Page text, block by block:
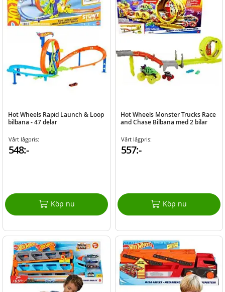
Hot Wheels Rapid Launch & Loop
bilbana - 47 delar
Vårt lågpris:
548:-
Köp nu
Hot Wheels Monster Trucks Race
and Chase Bilbana med 2 bilar
Vårt lågpris:
557:-
Köp nu